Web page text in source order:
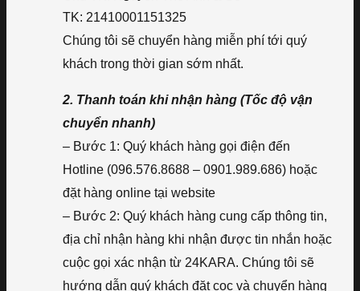
TK: 21410001151325
Chúng tôi sẽ chuyển hàng miễn phí tới quý
khách trong thời gian sớm nhất.
2. Thanh toán khi nhận hàng (Tốc độ vận
chuyển nhanh)
– Bước 1: Quý khách hàng gọi điện đến
Hotline (096.576.8688 – 0901.989.686) hoặc
đặt hàng online tại website
– Bước 2: Quý khách hàng cung cấp thông tin,
địa chỉ nhận hàng khi nhận được tin nhắn hoặc
cuộc gọi xác nhận từ 24KARA. Chúng tôi sẽ
hướng dẫn quý khách đặt cọc và chuyển hàng